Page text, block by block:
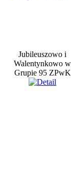
Jubileuszowo i
Walentynkowo w
Grupie 95 ZPwK